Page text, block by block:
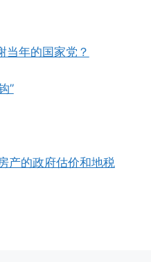
当年的国家党？
”
产的政府估价和地税